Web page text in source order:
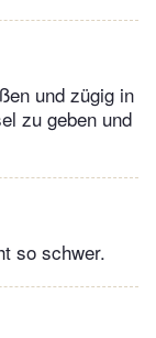
und zügig in
zu geben und
so schwer.